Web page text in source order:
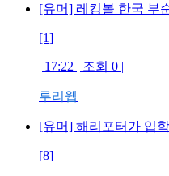
[유머] 레킹볼 한국 부
[1]
| 17:22 | 조회 0 |
루리웹
[유머] 해리포터가 입
[8]